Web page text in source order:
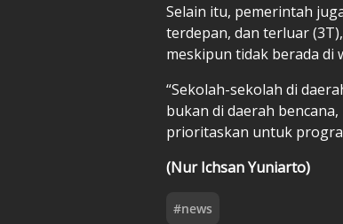
Selain itu, pemerintah
terdepan, dan terluar
meskipun tidak berada di
“Sekolah-sekolah di
bukan di daerah
prioritaskan untuk
(Nur Ichsan Yuniarto)
#news